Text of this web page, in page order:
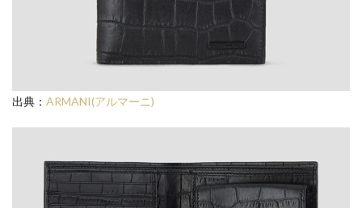
出典： ARMANI(アルマーニ)